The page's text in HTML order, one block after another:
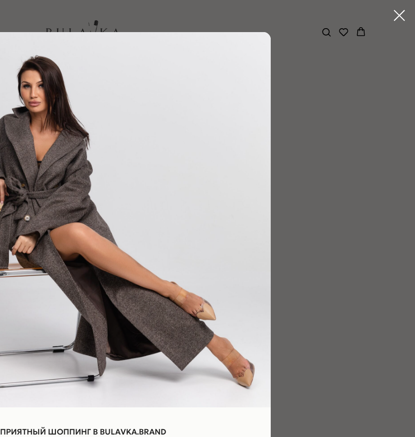
Состав: 90% шерсть, 10% кашемир
Состав: 90% шерсть, 10% кашемир
ПРИЯТНЫЙ ШОППИНГ В BULAVKA.BRAND